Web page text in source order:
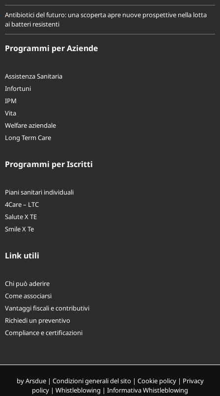
Antibiotici del futuro: una scoperta apre nuove prospettive nella lotta
ai batteri resistenti
Programmi per Aziende
Assistenza Sanitaria
Infortuni
IPM
Vita
Welfare aziendale
Long Term Care
Programmi per Iscritti
Piani sanitari individuali
4Care – LTC
Salute X TE
Smile X Te
Link utili
Chi può aderire
Come associarsi
Vantaggi fiscali e contributivi
Richiedi un preventivo
Compliance e certificazioni
byArsdue| Condizioni generali del sito| Cookie policy| Privacy
policy | Whistleblowing | Informativa Whistleblowing